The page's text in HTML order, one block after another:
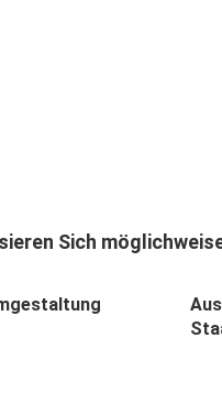
Sich